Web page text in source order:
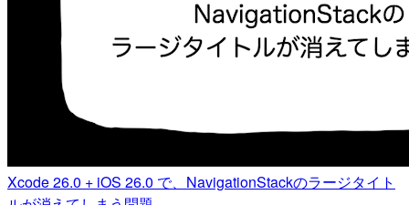
Xcode 26.0 + iOS 26.0 で、NavigationStackのラージタイト